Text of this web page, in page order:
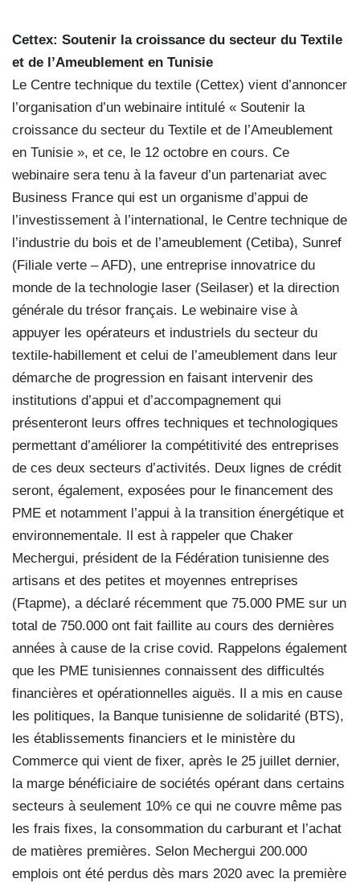
Cettex: Soutenir la croissance du secteur du Textile
et de l’Ameublement en Tunisie
Le Centre technique du textile (Cettex) vient d’annoncer
l’organisation d’un webinaire intitulé « Soutenir la
croissance du secteur du Textile et de l’Ameublement
en Tunisie », et ce, le 12 octobre en cours. Ce
webinaire sera tenu à la faveur d’un partenariat avec
Business France qui est un organisme d’appui de
l’investissement à l’international, le Centre technique de
l’industrie du bois et de l’ameublement (Cetiba), Sunref
(Filiale verte – AFD), une entreprise innovatrice du
monde de la technologie laser (Seilaser) et la direction
générale du trésor français. Le webinaire vise à
appuyer les opérateurs et industriels du secteur du
textile-habillement et celui de l’ameublement dans leur
démarche de progression en faisant intervenir des
institutions d’appui et d’accompagnement qui
présenteront leurs offres techniques et technologiques
permettant d’améliorer la compétitivité des entreprises
de ces deux secteurs d’activités. Deux lignes de crédit
seront, également, exposées pour le financement des
PME et notamment l’appui à la transition énergétique et
environnementale. Il est à rappeler que Chaker
Mechergui, président de la Fédération tunisienne des
artisans et des petites et moyennes entreprises
(Ftapme), a déclaré récemment que 75.000 PME sur un
total de 750.000 ont fait faillite au cours des dernières
années à cause de la crise covid. Rappelons également
que les PME tunisiennes connaissent des difficultés
financières et opérationnelles aiguës. Il a mis en cause
les politiques, la Banque tunisienne de solidarité (BTS),
les établissements financiers et le ministère du
Commerce qui vient de fixer, après le 25 juillet dernier,
la marge bénéficiaire de sociétés opérant dans certains
secteurs à seulement 10% ce qui ne couvre même pas
les frais fixes, la consommation du carburant et l’achat
de matières premières. Selon Mechergui 200.000
emplois ont été perdus dès mars 2020 avec la première